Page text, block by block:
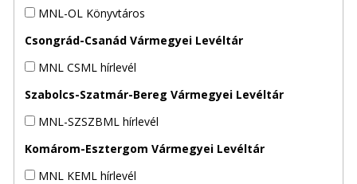
MNL-OL Könyvtáros
Csongrád-Csanád Vármegyei Levéltár
MNL CSML hírlevél
Szabolcs-Szatmár-Bereg Vármegyei Levéltár
MNL-SZSZBML hírlevél
Komárom-Esztergom Vármegyei Levéltár
MNL KEML hírlevél